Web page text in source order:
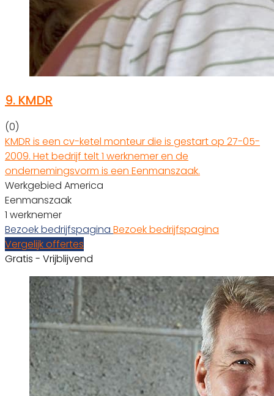
9. KMDR
(0)
KMDR is een cv-ketel monteur die is gestart op 27-05-
2009. Het bedrijf telt 1 werknemer en de
ondernemingsvorm is een Eenmanszaak.
Werkgebied America
Eenmanszaak
1 werknemer
Bezoek bedrijfspagina Bezoek bedrijfspagina
Vergelijk offertes
Gratis - Vrijblijvend